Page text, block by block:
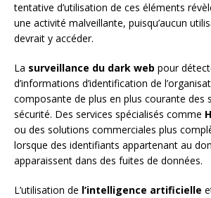
tentative d’utilisation de ces éléments
une activité malveillante, puisqu’aucun
devrait y accéder.
La surveillance du dark web pour
d’informations d’identification de
composante de plus en plus courante des
sécurité. Des services spécialisés comme
ou des solutions commerciales plus
lorsque des identifiants appartenant au
apparaissent dans des fuites de données.
L’utilisation de l’intelligence artificielle